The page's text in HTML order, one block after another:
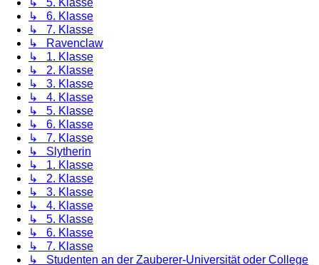
↳ 6. Klasse
↳ 7. Klasse
↳ Ravenclaw
↳ 1. Klasse
↳ 2. Klasse
↳ 3. Klasse
↳ 4. Klasse
↳ 5. Klasse
↳ 6. Klasse
↳ 7. Klasse
↳ Slytherin
↳ 1. Klasse
↳ 2. Klasse
↳ 3. Klasse
↳ 4. Klasse
↳ 5. Klasse
↳ 6. Klasse
↳ 7. Klasse
↳ Studenten an der Zauberer-Universität oder College